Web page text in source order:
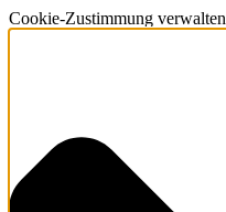
Cookie-Zustimmung verwalten